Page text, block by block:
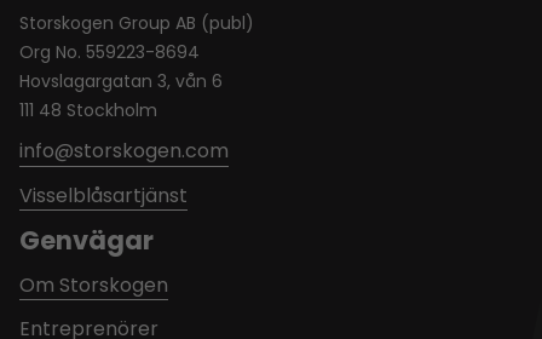
Storskogen Group AB (publ)
Org No. 559223-8694
Hovslagargatan 3, vån 6
111 48 Stockholm
info@storskogen.com
Visselblåsartjänst
Genvägar
Om Storskogen
Entreprenörer